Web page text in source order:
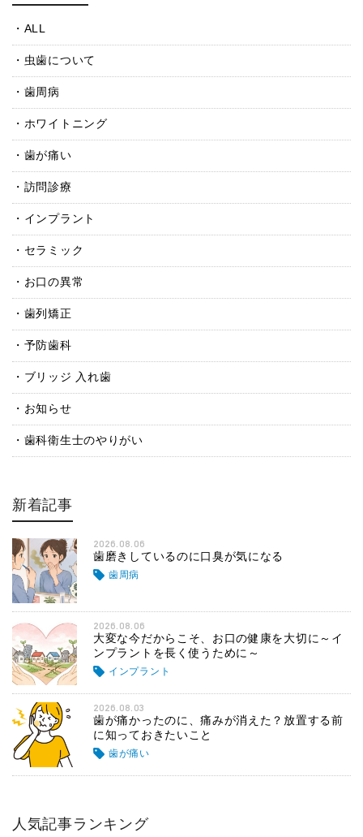
ALL
虫歯について
歯周病
ホワイトニング
歯が痛い
訪問診療
インプラント
セラミック
お口の異常
歯列矯正
予防歯科
ブリッジ 入れ歯
お知らせ
歯科衛生士のやりがい
新着記事
2026.08.06
歯磨きしているのに口臭が気になる
歯周病
2026.08.06
大変な今だからこそ、お口の健康を大切に～イ
ンプラントを長く使うために～
インプラント
2026.08.03
歯が痛かったのに、痛みが消えた？放置する前
に知っておきたいこと
歯が痛い
人気記事ランキング